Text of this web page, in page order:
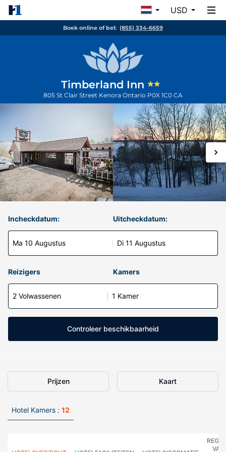
USD
Boek online of bel: (855) 334-6659
Timberland Inn
805 St Clair Street Kenora Ontario P0X 1C0 CA
Incheckdatum:
Ma 10 Augustus
Uitcheckdatum:
Di 11 Augustus
Reizigers Kamers
2 Volwassenen 1 Kamer
Controleer beschikbaarheid
Prijzen Kaart
Hotel Kamers : 12
VAN